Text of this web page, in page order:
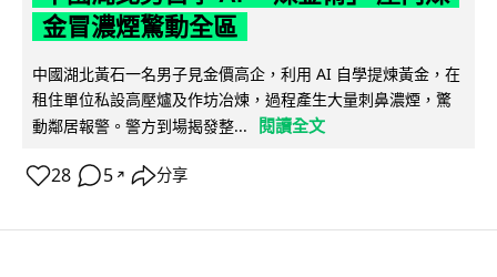
金冒濃煙驚動全區
中國湖北黃石一名男子見金價高企，利用 AI 自學提煉黃金，在
租住單位私設高壓爐及作坊冶煉，過程產生大量刺鼻濃煙，驚
動鄰居報警。警方到場揭發整...
閱讀全文
28 5 ↗ 分享